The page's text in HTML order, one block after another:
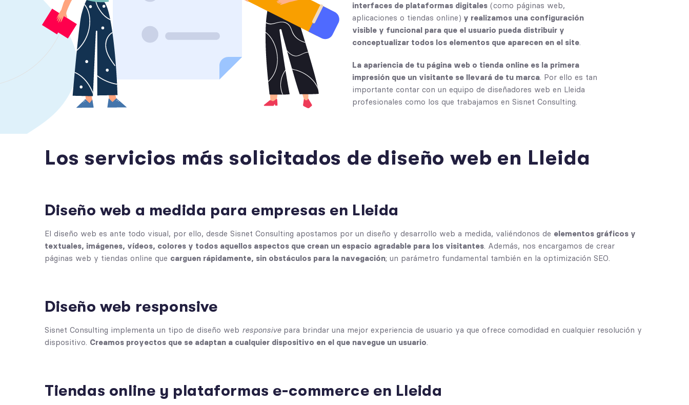
interfaces de plataformas digitales (como páginas web,
aplicaciones o tiendas online) y realizamos una configuración
visible y funcional para que el usuario pueda distribuir y
conceptualizar todos los elementos que aparecen en el site.
La apariencia de tu página web o tienda online es la primera
impresión que un visitante se llevará de tu marca. Por ello es tan
importante contar con un equipo de diseñadores web en Lleida
profesionales como los que trabajamos en Sisnet Consulting.
Los servicios más solicitados de diseño web en Lleida
Diseño web a medida para empresas en Lleida
El diseño web es ante todo visual, por ello, desde Sisnet Consulting apostamos por un diseño y desarrollo web a medida, valiéndonos de elementos gráficos y
textuales, imágenes, vídeos, colores y todos aquellos aspectos que crean un espacio agradable para los visitantes. Además, nos encargamos de crear
páginas web y tiendas online que carguen rápidamente, sin obstáculos para la navegación; un parámetro fundamental también en la optimización SEO.
Diseño web responsive
Sisnet Consulting implementa un tipo de diseño web responsivepara brindar una mejor experiencia de usuario ya que ofrece comodidad en cualquier resolución y
dispositivo. Creamos proyectos que se adaptan a cualquier dispositivo en el que navegue un usuario.
Tiendas online y plataformas e-commerce en Lleida